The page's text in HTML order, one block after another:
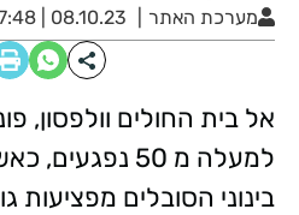
מערכת האתר 08.10.23 | 07:48
אל בית החולים וולפסון,
בינוני הסובלים מפציעות